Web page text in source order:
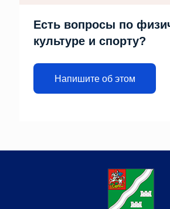
Есть вопросы по
культуре и спорту?
Напишите об этом